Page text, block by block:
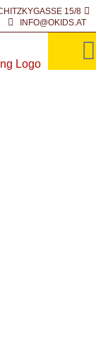
15/8
INFO@OKIDS.AT